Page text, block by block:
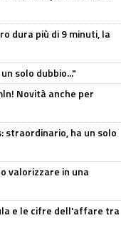
dura più di 9 minuti, la
solo dubbio..."
Novità anche per
straordinario, ha un solo
valorizzare in una
e le cifre dell'affare tra